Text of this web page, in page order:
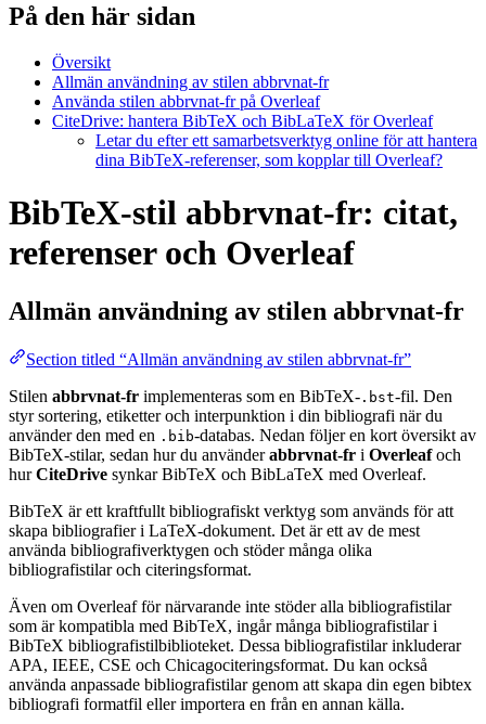
På den här sidan
Översikt
Allmän användning av stilen abbrvnat-fr
Använda stilen abbrvnat-fr på Overleaf
CiteDrive: hantera BibTeX och BibLaTeX för Overleaf
Letar du efter ett samarbetsverktyg online för att hantera
dina BibTeX-referenser, som kopplar till Overleaf?
BibTeX-stil abbrvnat-fr: citat,
referenser och Overleaf
Allmän användning av stilen abbrvnat-fr
Section titled “Allmän användning av stilen abbrvnat-fr”
Stilen abbrvnat-fr implementeras som en BibTeX- .bst-fil. Den
styr sortering, etiketter och interpunktion i din bibliografi när du
använder den med en .bib-databas. Nedan följer en kort översikt av
BibTeX-stilar, sedan hur du använderabbrvnat-fr i Overleafoch
hurCiteDrive synkar BibTeX och BibLaTeX med Overleaf.
BibTeX är ett kraftfullt bibliografiskt verktyg som används för att
skapa bibliografier i LaTeX-dokument. Det är ett av de mest
använda bibliografiverktygen och stöder många olika
bibliografistilar och citeringsformat.
Även om Overleaf för närvarande inte stöder alla bibliografistilar
som är kompatibla med BibTeX, ingår många bibliografistilar i
BibTeX bibliografistilbiblioteket. Dessa bibliografistilar inkluderar
APA, IEEE, CSE och Chicagociteringsformat. Du kan också
använda anpassade bibliografistilar genom att skapa din egen bibtex
bibliografi formatfil eller importera en från en annan källa.